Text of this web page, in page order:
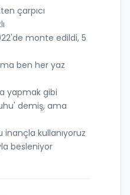
çarpıcı
monte edildi, 5
ben her yaz
yapmak gibi
demiş, ama
kullanıyoruz
besleniyor